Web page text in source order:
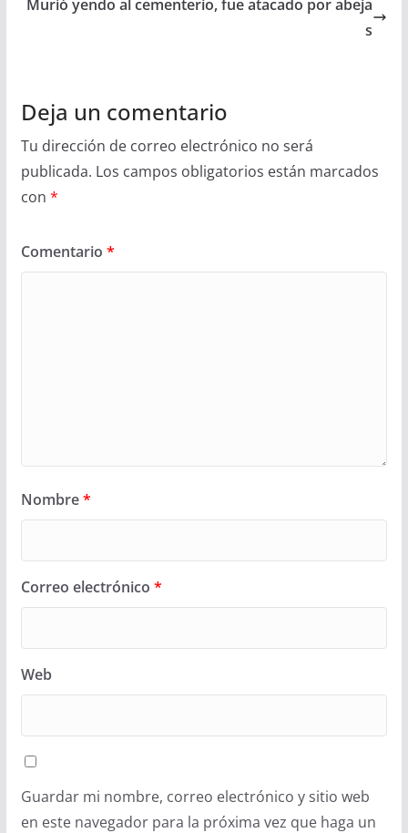
Murió yendo al cementerio, fue atacado por abeja
s
Deja un comentario
Tu dirección de correo electrónico no será
publicada. Los campos obligatorios están marcados
con *
Comentario *
Nombre*
Correo electrónico *
Web
Guardar mi nombre, correo electrónico y sitio web
en este navegador para la próxima vez que haga un